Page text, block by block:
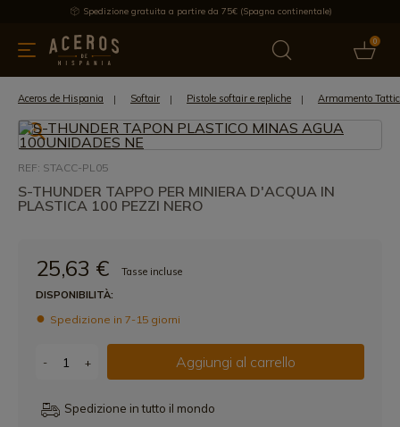
Spedizione gratuita a partire da 75€ (Spagna continentale)
0
cucina Offre Ultime notizie Venduti Marche
Aceros de Hispania Softair Pistole softair e repliche Armamento
REF: STACC-PL05
S-THUNDER TAPPO PER MINIERA D'ACQUA IN
PLASTICA 100 PEZZI NERO
25,63 €
Tasse incluse
DISPONIBILITÀ:
Spedizione in 7-15 giorni
- + Aggiungi al carrello
Spedizione in tutto il mondo